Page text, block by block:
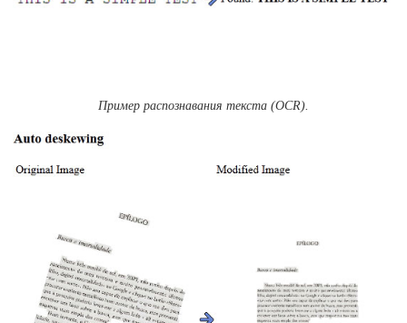
Пример распознавания текста (OCR).